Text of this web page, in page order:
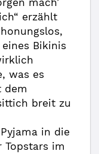
mach’
erzählt
Bikinis
was es
dem
breit zu
in die
Topstars im